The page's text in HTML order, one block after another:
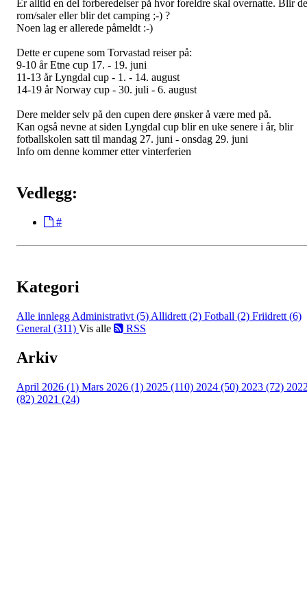
Er alltid en del forberedelser på hvor foreldre skal overnatte. Blir
rom/saler eller blir det camping ;-) ?
Noen lag er allerede påmeldt :-)
Dette er cupene som Torvastad reiser på:
9-10 år Etne cup 17. - 19. juni
11-13 år Lyngdal cup - 1. - 14. august
14-19 år Norway cup - 30. juli - 6. august
Dere melder selv på den cupen dere ønsker å være med på.
Kan også nevne at siden Lyngdal cup blir en uke senere i år, blir
fotballskolen satt til mandag 27. juni - onsdag 29. juni
Info om denne kommer etter vinterferien
Vedlegg:
#
Kategori
Alle innlegg Administrativt (5) Allidrett (2) Fotball (2) Friidrett (6)
General (311) Vis alle RSS
Arkiv
April 2026 (1) Mars 2026 (1) 2025 (110) 2024 (50) 2023 (72)
(82) 2021 (24)